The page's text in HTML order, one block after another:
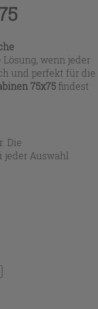
wenn jeder
und perfekt für die
75x75findest
aus
Verfügung – von
matt Schwarz. So
als auch in
Die
jeder Auswahl